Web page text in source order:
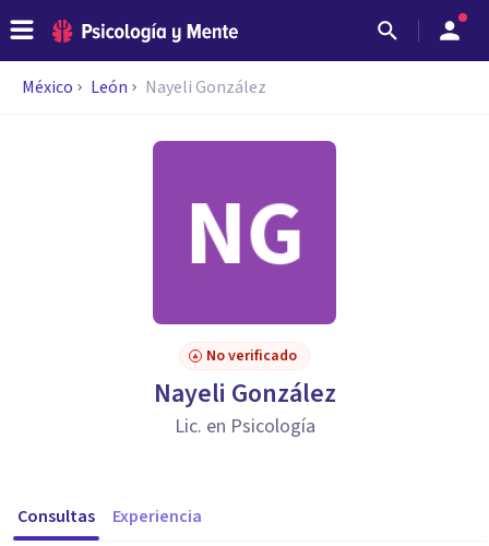
México León Nayeli González
No verificado
Nayeli González
Lic. en Psicología
Consultas Experiencia